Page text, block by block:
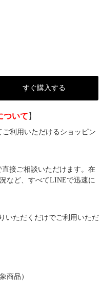
すぐ購入する
ついて 】
利用いただけるショッピン
接ご相談いただけます。在
など、すべてLINEで迅速に
いただくだけでご利用いただ
商品）